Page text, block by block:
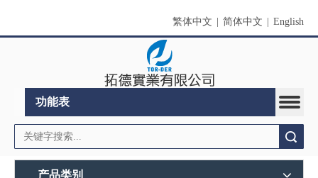
繁体中文 简体中文 English
功能表
产品类别